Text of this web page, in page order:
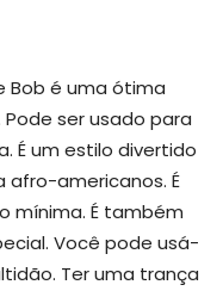
Bob é uma ótima
ser usado para
É um estilo divertido
americanos. É
mínima. É também
Você pode usá-
Ter uma trança